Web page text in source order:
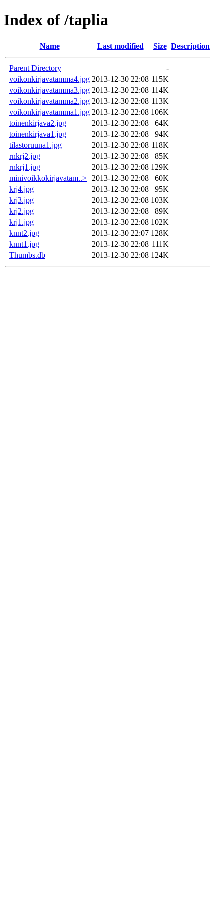
Index of /taplia
Name Last modified Size Description
Parent Directory
-
voikonkirjavatamma4.jpg 2013-12-30 22:08 115K
voikonkirjavatamma3.jpg 2013-12-30 22:08 114K
voikonkirjavatamma2.jpg 2013-12-30 22:08 113K
voikonkirjavatamma1.jpg 2013-12-30 22:08 106K
toinenkirjava2.jpg
2013-12-30 22:08
64K
toinenkirjava1.jpg
2013-12-30 22:08
94K
tilastoruuna1.jpg
2013-12-30 22:08 118K
rnkrj2.jpg
2013-12-30 22:08
85K
rnkrj1.jpg
2013-12-30 22:08 129K
minivoikkokirjavatam..>
2013-12-30 22:08
60K
krj4.jpg
2013-12-30 22:08
95K
krj3.jpg
2013-12-30 22:08 103K
krj2.jpg
2013-12-30 22:08
89K
krj1.jpg
2013-12-30 22:08 102K
knnt2.jpg
2013-12-30 22:07 128K
knnt1.jpg
2013-12-30 22:08 111K
Thumbs.db
2013-12-30 22:08 124K